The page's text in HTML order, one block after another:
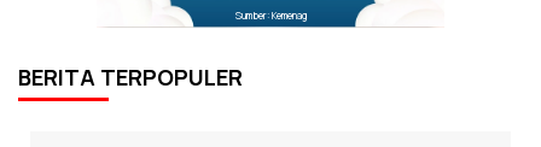
Sumber: Kemenag
BERITA TERPOPULER